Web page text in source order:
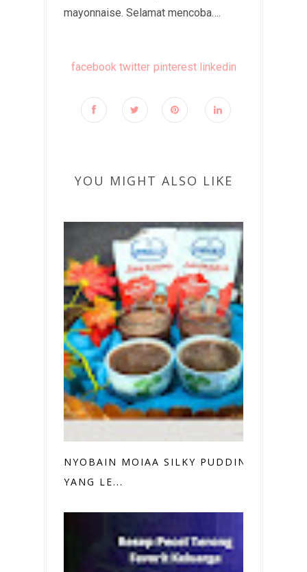
mayonnaise. Selamat mencoba….
facebook twitter pinterest linkedin
YOU MIGHT ALSO LIKE
NYOBAIN MOIAA SILKY PUDDING
YANG LE...